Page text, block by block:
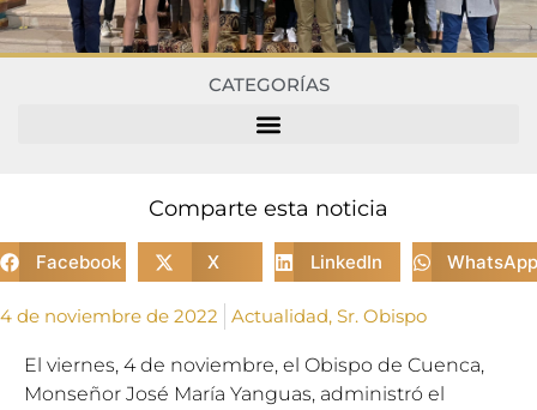
CATEGORÍAS
Comparte esta noticia
Facebook X LinkedIn WhatsApp
4 de noviembre de 2022 Actualidad, Sr. Obispo
El viernes, 4 de noviembre, el Obispo de Cuenca,
Monseñor José María Yanguas, administró el